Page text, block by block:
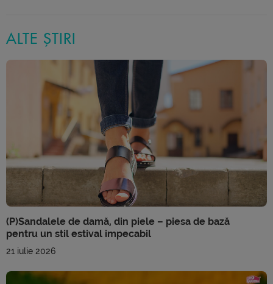
ALTE ȘTIRI
(P)Sandalele de damă, din piele – piesa de bază
pentru un stil estival impecabil
21 iulie 2026